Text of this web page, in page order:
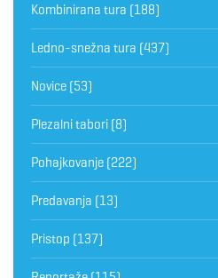
Kombinirana tura (188)
Ledno-snežna tura (437)
Novice (53)
Plezalni tabori (8)
Pohajkovanje (222)
Predavanja (13)
Pristop (137)